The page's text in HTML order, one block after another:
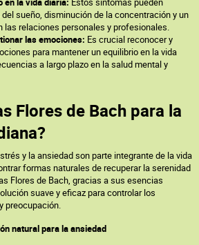
sueño, disminución de la concentración y un
las relaciones personales y profesionales.
las emociones: Es crucial reconocer y
para mantener un equilibrio en la vida
a largo plazo en la salud mental y
Flores de Bach para la
y la ansiedad son parte integrante de la vida
formas naturales de recuperar la serenidad
Flores de Bach, gracias a sus esencias
suave y eficaz para controlar los
preocupación.
natural para la ansiedad